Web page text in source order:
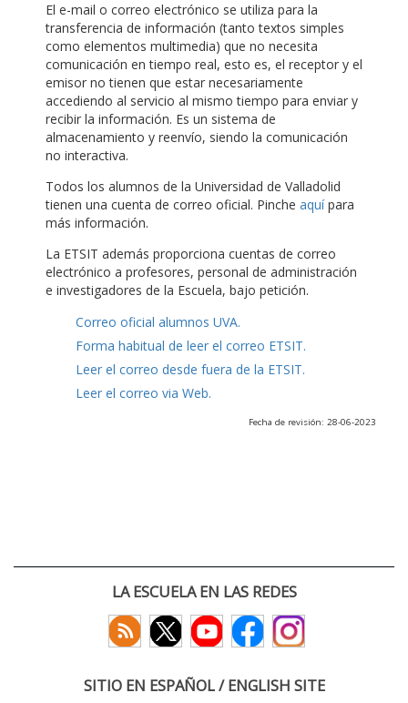
El e-mail o correo electrónico se utiliza para la
transferencia de información (tanto textos simples
como elementos multimedia) que no necesita
comunicación en tiempo real, esto es, el receptor y el
emisor no tienen que estar necesariamente
accediendo al servicio al mismo tiempo para enviar y
recibir la información. Es un sistema de
almacenamiento y reenvío, siendo la comunicación
no interactiva.
Todos los alumnos de la Universidad de Valladolid
tienen una cuenta de correo oficial. Pinche aquípara
más información.
La ETSIT además proporciona cuentas de correo
electrónico a profesores, personal de administración
e investigadores de la Escuela, bajo petición.
Correo oficial alumnos UVA.
Forma habitual de leer el correo ETSIT.
Leer el correo desde fuera de la ETSIT.
Leer el correo via Web.
Fecha de revisión: 28-06-2023
LA ESCUELA EN LAS REDES
SITIO EN ESPAÑOL / ENGLISH SITE